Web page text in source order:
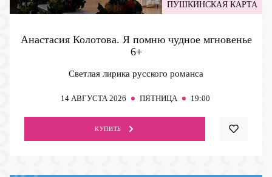
ПУШКИНСКАЯ КАРТА
Анастасия Колотова. Я помню чудное мгновенье
6+
Светлая лирика русского романса
14 АВГУСТА 2026 ПЯТНИЦА 19:00
КУПИТЬ